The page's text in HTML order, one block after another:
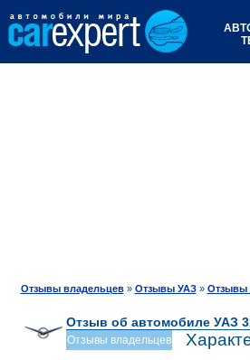
Отзывы владельцев» Отзывы УАЗ» Отзывы
Отзыв об автомобиле УАЗ
Отзывы владельцев